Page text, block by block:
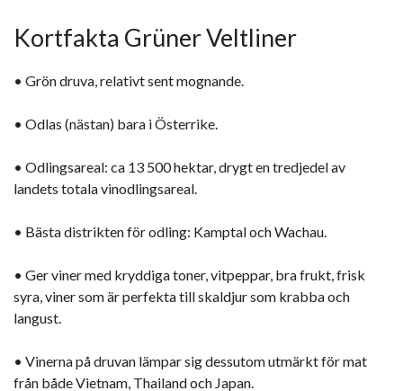
Kortfakta Grüner Veltliner
• Grön druva, relativt sent mognande.
• Odlas (nästan) bara i Österrike.
• Odlingsareal: ca 13 500 hektar, drygt en tredjedel av
landets totala vinodlingsareal.
• Bästa distrikten för odling: Kamptal och Wachau.
• Ger viner med kryddiga toner, vitpeppar, bra frukt, frisk
syra, viner som är perfekta till skaldjur som krabba och
langust.
• Vinerna på druvan lämpar sig dessutom utmärkt för mat
från både Vietnam, Thailand och Japan.